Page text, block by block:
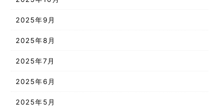
2025年9月
2025年8月
2025年7月
2025年6月
2025年5月